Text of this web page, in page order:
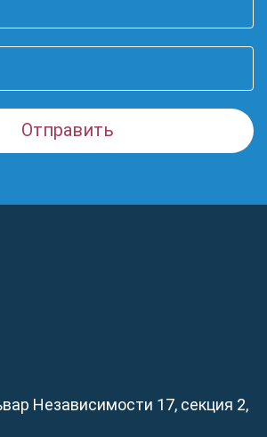
Независимости 17, секция 2,